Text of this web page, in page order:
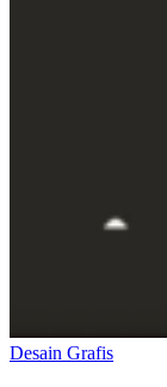
Desain Grafis